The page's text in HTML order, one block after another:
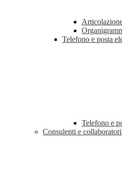
Telefono e posta
Telefono e
Consulenti e collaboratori